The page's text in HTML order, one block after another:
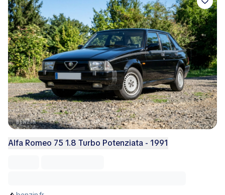
Alfa Romeo 75 1.8 Turbo Potenziata - 1991